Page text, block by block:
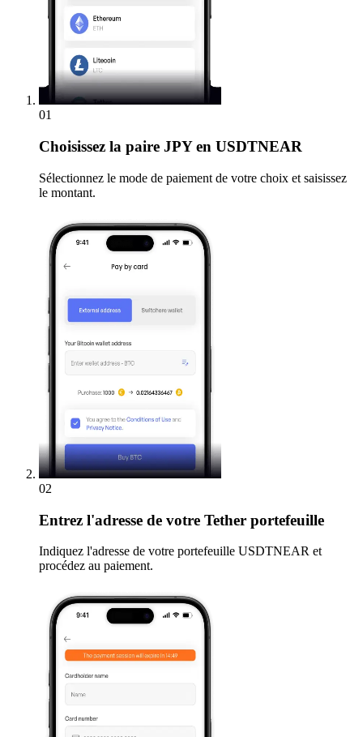
01
Choisissez la paire JPY en USDTNEAR
Sélectionnez le mode de paiement de votre choix et saisissez
le montant.
02
Entrez l'adresse de votre Tether portefeuille
Indiquez l'adresse de votre portefeuille USDTNEAR et
procédez au paiement.